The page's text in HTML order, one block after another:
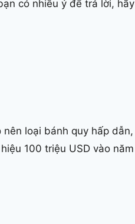
có nhiều ý để trả lời, hãy
loại bánh quy hấp dẫn,
100 triệu USD vào năm